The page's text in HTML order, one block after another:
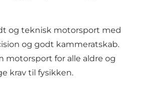
og teknisk motorsport med
og godt kammeratskab.
motorsport for alle aldre og
krav til fysikken.